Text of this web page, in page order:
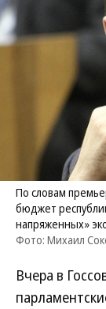
По словам
бюджет
напряженных»
Фото: Михаил
Вчера в